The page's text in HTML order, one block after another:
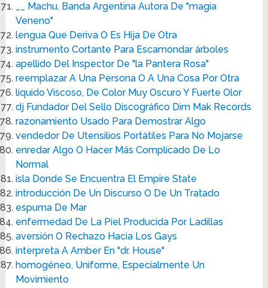
__ Machu, Banda Argentina Autora De "magia
Veneno"
lengua Que Deriva O Es Hija De Otra
instrumento Cortante Para Escamondar árboles
apellido Del Inspector De "la Pantera Rosa"
reemplazar A Una Persona O A Una Cosa Por Otra
líquido Viscoso, De Color Muy Oscuro Y Fuerte Olor
dj Fundador Del Sello Discográfico Dim Mak Records
razonamiento Usado Para Demostrar Algo
vendedor De Utensilios Portátiles Para No Mojarse
enredar Algo O Hacer Más Complicado De Lo
Normal
isla Donde Se Encuentra El Empire State
introducción De Un Discurso O De Un Tratado
espuma De Mar
enfermedad De La Piel Producida Por Ladillas
aversión O Rechazo Hacia Los Gays
interpreta A Amber En "dr. House"
homogéneo, Uniforme, Especialmente Un
Movimiento